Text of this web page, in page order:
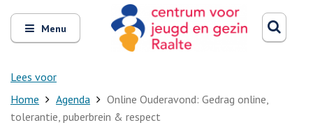
Open
en
sluit
Menu
Lees voor
Zoeken
Home Agenda
Online Ouderavond: Gedrag online,
tolerantie, puberbrein & respect